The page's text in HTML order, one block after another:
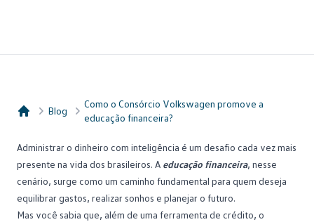
Consórcio Embracon
Blog
Como o Consórcio Volkswagen promove a
educação financeira?
Administrar o dinheiro com inteligência é um desafio cada vez mais
presente na vida dos brasileiros. A educação financeira, nesse
cenário, surge como um caminho fundamental para quem deseja
equilibrar gastos, realizar sonhos e planejar o futuro.
Mas você sabia que, além de uma ferramenta de crédito, o